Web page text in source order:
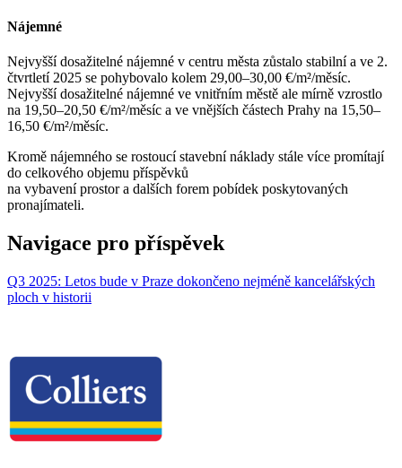
Nájemné
Nejvyšší dosažitelné nájemné v centru města zůstalo stabilní a ve 2.
čtvrtletí 2025 se pohybovalo kolem 29,00–30,00 €/m²/měsíc.
Nejvyšší dosažitelné nájemné ve vnitřním městě ale mírně vzrostlo
na 19,50–20,50 €/m²/měsíc a ve vnějších částech Prahy na 15,50–
16,50 €/m²/měsíc.
Kromě nájemného se rostoucí stavební náklady stále více promítají
do celkového objemu příspěvků
na vybavení prostor a dalších forem pobídek poskytovaných
pronajímateli.
Navigace pro příspěvek
Q3 2025: Letos bude v Praze dokončeno nejméně kancelářských
ploch v historii